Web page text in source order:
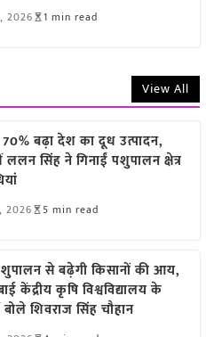
2026 1 min read
View All
बढ़ा देश का दूध उत्पादन,
ललन सिंह ने गिनाईं पशुपालन क्षेत्र
2026 5 min read
से बढ़ेगी किसानों की आय,
केंद्रीय कृषि विश्वविद्यालय के
बोले शिवराज सिंह चौहान